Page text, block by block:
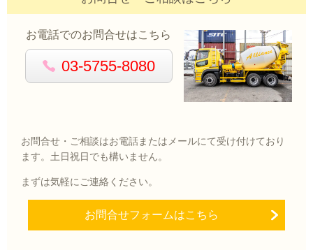
お電話でのお問合せはこちら
03-5755-8080
お問合せ・ご相談はお電話またはメールにて受け付けており
ます。土日祝日でも構いません。
まずは気軽にご連絡ください。
お問合せフォームはこちら